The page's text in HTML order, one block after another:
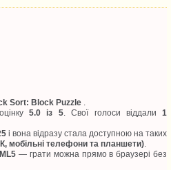
Sort: Block Puzzle
5.0 із 5. Свої голоси віддали1
і вона відразу стала доступною на таких
мобільні телефони та планшети)
— грати можна прямо в браузері без